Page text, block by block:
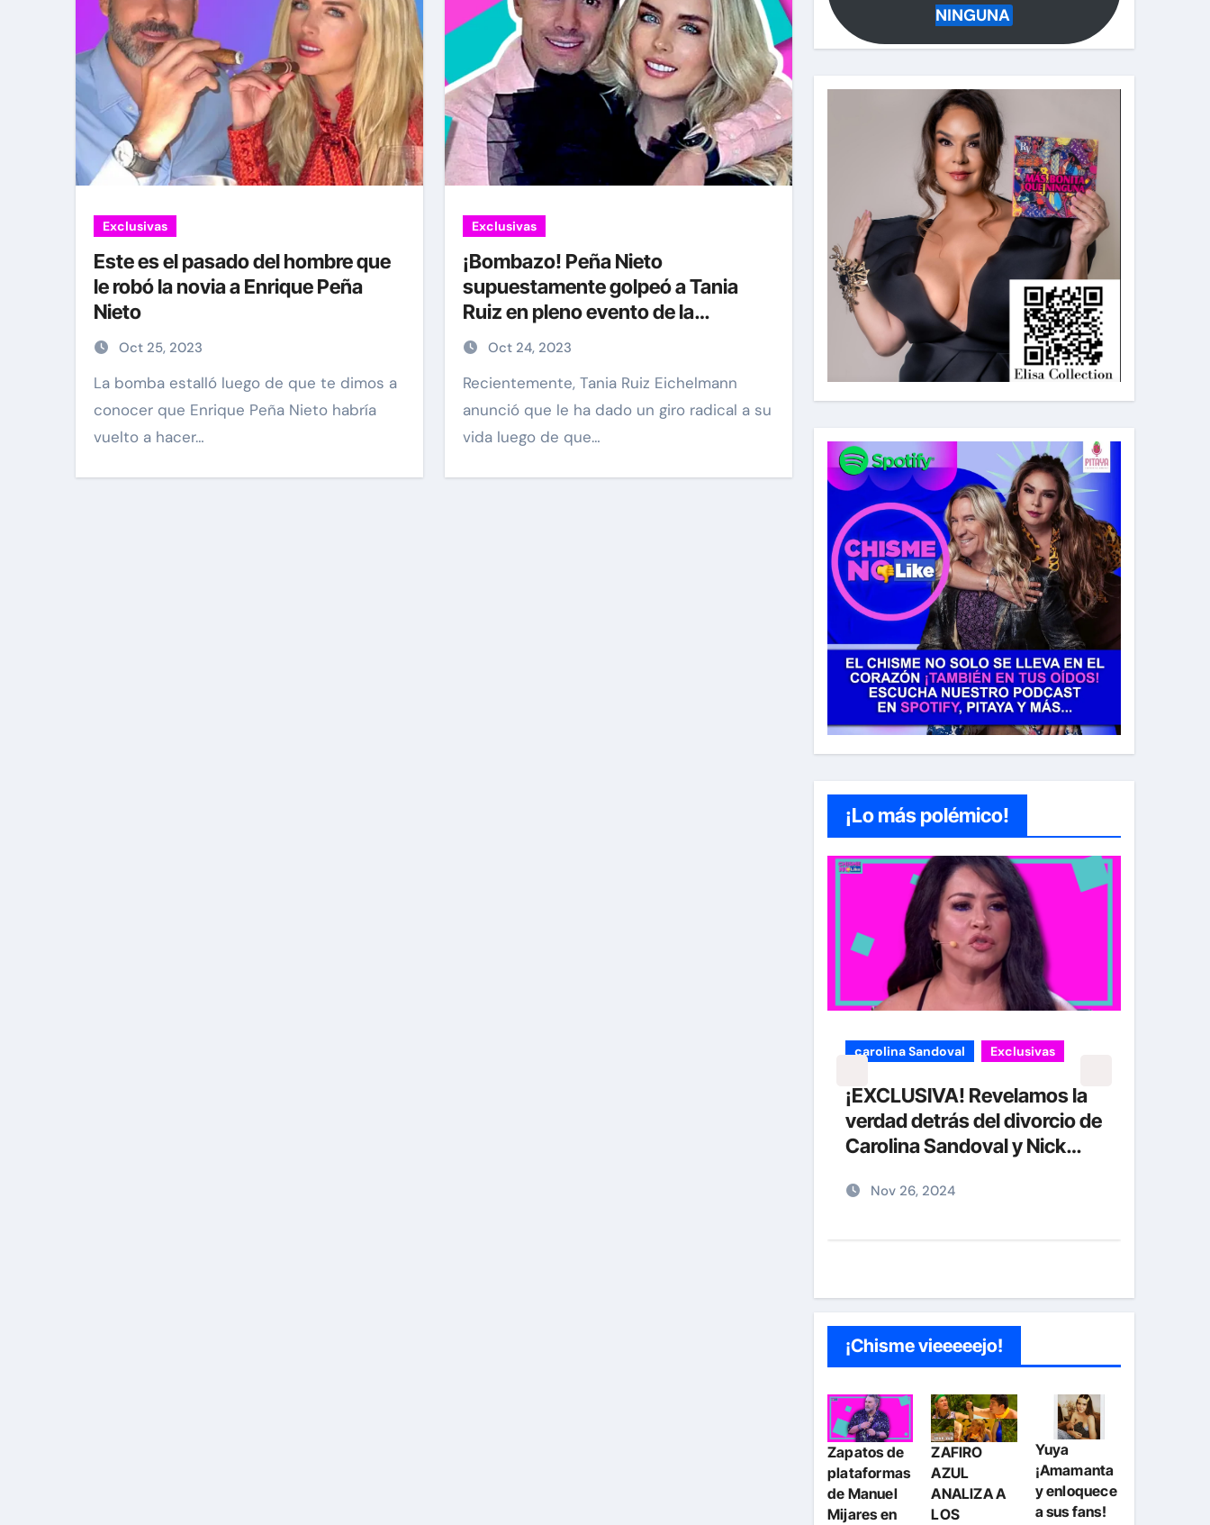
Exclusivas
Este es el pasado del hombre que
le robó la novia a Enrique Peña
Nieto
Oct 25, 2023
La bomba estalló luego de que te dimos a
conocer que Enrique Peña Nieto habría
vuelto a hacer…
Exclusivas
¡Bombazo! Peña Nieto
supuestamente golpeó a Tania
Ruiz en pleno evento de la
embajada de España
Oct 24, 2023
Recientemente, Tania Ruiz Eichelmann
anunció que le ha dado un giro radical a su
vida luego de que…
NINGUNA
¡Lo más polémico!
carolina Sandoval Exclusivas
¡EXCLUSIVA! Revelamos la
verdad detrás del divorcio de
Carolina Sandoval y Nick
Nov 26, 2024
¡Chisme vieeeeejo!
Zapatos de
plataformas
de Manuel
Mijares en
ZAFIRO
AZUL
ANALIZA A
LOS
Yuya
¡Amamanta
y enloquece
a sus fans!